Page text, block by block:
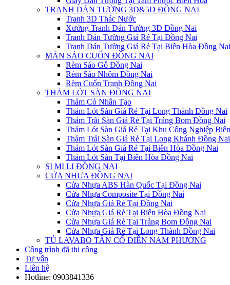
TRANH DÁN TƯỜNG 3D&5D ĐỒNG NAI
Tranh 3D Thác Nước
Xưởng Tranh Dán Tường 3D Đồng Nai
Tranh Dán Tường Giá Rẻ Tại Đồng Nai
Tranh Dán Tường Giá Rẻ Tại Biên Hòa Đồng Nai
MÀN SÁO CUỐN ĐỒNG NAI
Rèm Sáo Gỗ Đồng Nai
Rèm Sáo Nhôm Đồng Nai
Rèm Cuốn Tranh Đồng Nai
THẢM LÓT SÀN ĐỒNG NAI
Thảm Cỏ Nhân Tạo
Thảm Lót Sàn Giá Rẻ Tại Long Thành Đồng Nai
Thảm Trãi Sàn Giá Rẻ Tại Trảng Bom Đồng Nai
Thảm Lót Sàn Giá Rẻ Tại Khu Công Nghiệp
Thảm Trải Sàn Giá Rẻ Tại Long Khánh Đồng Nai
Thảm Lót Sàn Giá Rẻ Tại Biên Hòa Đồng Nai
Thảm Lót Sàn Tại Biên Hòa Đồng Nai
SI MI LI ĐỒNG NAI
CỬA NHỰA ĐỒNG NAI
Cửa Nhựa ABS Hàn Quốc Tại Đồng Nai
Cửa Nhựa Composite Tại Đồng Nai
Cửa Nhựa Giá Rẻ Tại Đồng Nai
Cửa Nhựa Giá Rẻ Tại Biên Hòa Đồng Nai
Cửa Nhựa Giá Rẻ Tại Trảng Bom Đồng Nai
Cửa Nhựa Giá Rẻ Tại Long Thành Đồng Nai
TỦ LAVABO TÂN CỔ ĐIỂN NAM PHƯƠNG
Công trình đã thi công
Tư vấn
Liên hệ
Hotline: 0903841336